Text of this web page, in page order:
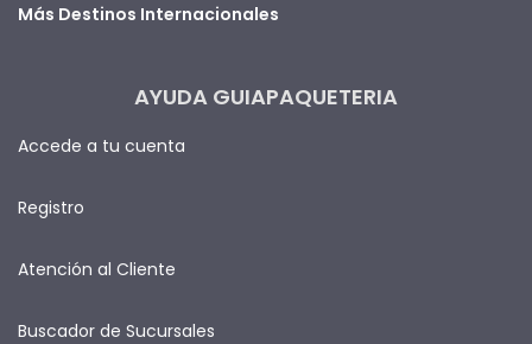
Más Destinos Internacionales
AYUDA GUIAPAQUETERIA
Accede a tu cuenta
Registro
Atención al Cliente
Buscador de Sucursales